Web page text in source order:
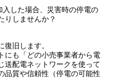
した場合、災害時の停電の
りしませんか？
復旧します。
にも「どの小売事業者から電
送配電ネットワークを使って
品質や信頼性（停電の可能性